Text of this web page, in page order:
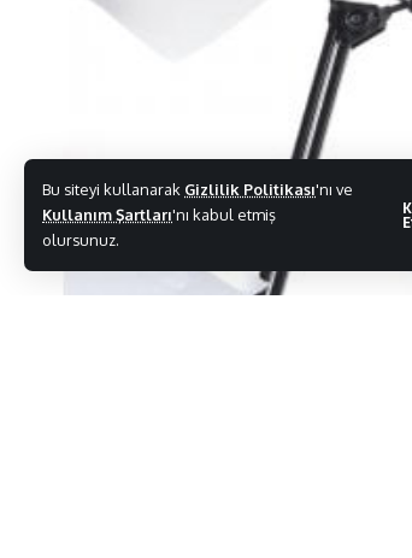
Bu siteyi kullanarak Gizlilik Politikası'nı ve
Kullanım Şartları'nı kabul etmiş
olursunuz.